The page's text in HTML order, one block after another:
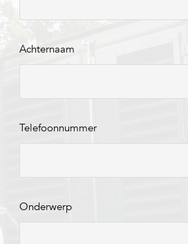
Achternaam
Telefoonnummer
Onderwerp